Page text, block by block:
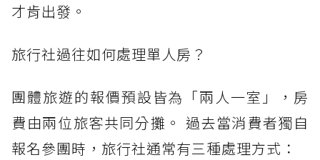
才肯出發。
旅行社過往如何處理單人房？
團體旅遊的報價預設皆為「兩人一室」，房
費由兩位旅客共同分攤。 過去當消費者獨自
報名參團時，旅行社通常有三種處理方式：